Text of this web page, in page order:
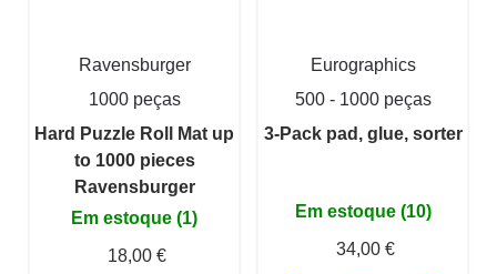
Ravensburger
1000 peças
Hard Puzzle Roll Mat up
to 1000 pieces
Ravensburger
Em estoque (1)
18,00 €
Eurographics
500 - 1000 peças
3-Pack pad, glue, sorter
Em estoque (10)
34,00 €